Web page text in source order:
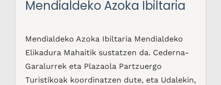
Mendialdeko Azoka Ibiltaria
Mendialdeko Azoka Ibiltaria Mendialdeko
Elikadura Mahaitik sustatzen da. Cederna-
Garalurrek eta Plazaola Partzuergo
Turistikoak koordinatzen dute, eta Udalekin,